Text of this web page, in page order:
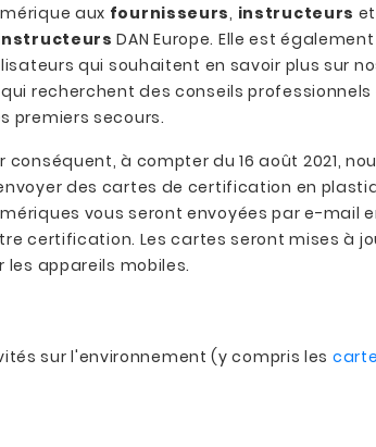
aux fournisseurs, instructeurs et
DAN Europe. Elle est
qui souhaitent en savoir plus sur
recherchent des conseils
premiers secours.
conséquent, à compter du 16 août 2021,
des cartes de certification en
vous seront envoyées par e-mail
certification. Les cartes seront mises à
les appareils mobiles.
sur l'environnement (y compris les